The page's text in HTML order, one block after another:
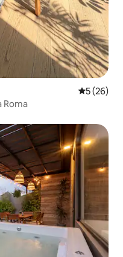
Note
5 (26)
Roma